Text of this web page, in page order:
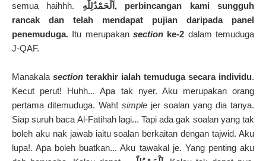
semua haihhh.
اَلْحَمْدُلِلّهِ, perbincangan kami sungguh
rancak dan telah mendapat pujian daripada panel
penemuduga. Itu merupakan section ke-2 dalam temuduga
J-QAF.
Manakala section terakhir ialah temuduga secara individu.
Kecut perut! Huhh... Apa tak nyer. Aku merupakan orang
pertama ditemuduga. Wah! simple jer soalan yang dia tanya.
Siap suruh baca Al-Fatihah lagi... Tapi ada gak soalan yang tak
boleh aku nak jawab iaitu soalan berkaitan dengan tajwid. Aku
lupa!. Apa boleh buatkan... Aku tawakal je. Yang penting aku